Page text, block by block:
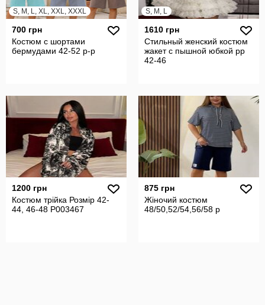
S, M, L, XL, XXL, XXXL
700 грн
Костюм с шортами
бермудами 42-52 р-р
S, M, L
1610 грн
Стильный женский костюм
жакет с пышной юбкой рр
42-46
1200 грн
Костюм трійка Розмір 42-
44, 46-48 P003467
875 грн
Жіночий костюм
48/50,52/54,56/58 р